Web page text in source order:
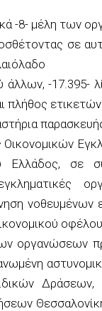
-8- μέλη των
σε
άλλων, -17.395-
πλήθος ετικετών
Ελλάδος, σε
οργανώσεων
Δράσεων,